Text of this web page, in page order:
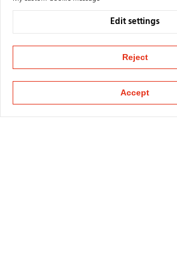
Edit settings
Reject
Accept